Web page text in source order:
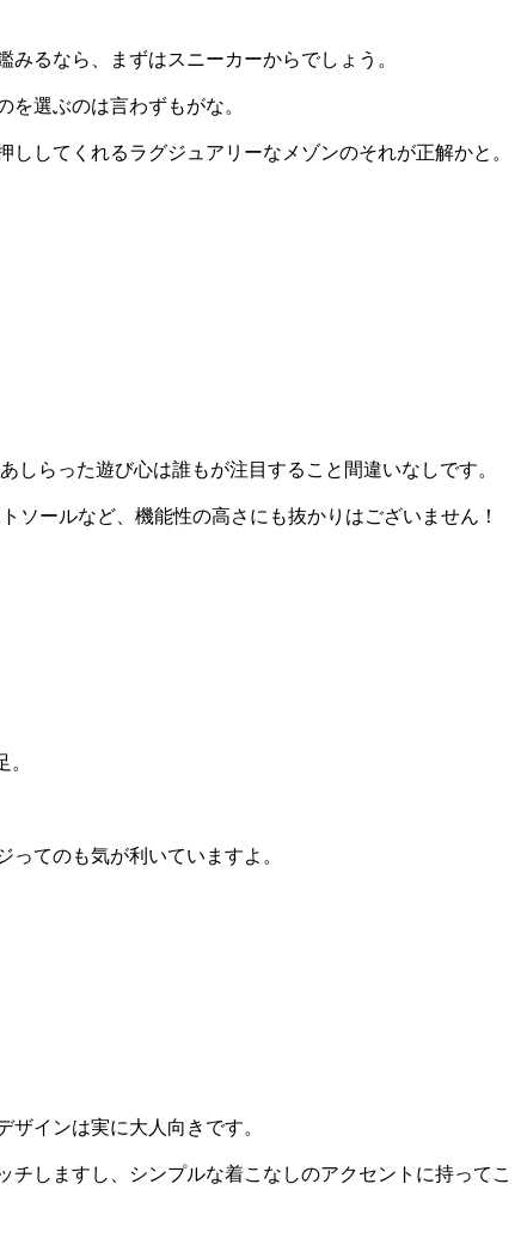
るなら、まずはスニーカーからでしょう。
選ぶのは言わずもがな。
してくれるラグジュアリーなメゾンのそれが正解かと。
らった遊び心は誰もが注目すること間違いなしです。
ールなど、機能性の高さにも抜かりはございません！
てのも気が利いていますよ。
インは実に大人向きです。
しますし、シンプルな着こなしのアクセントに持ってこ